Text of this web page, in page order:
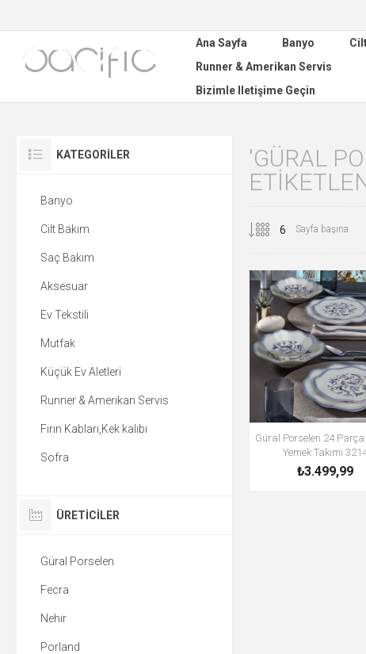
Ana Sayfa Banyo
Runner & Amerikan Servis
Bizimle Iletişime Geçin
'GÜRAL
Sayfa başına
Güral Porselen 24
Yemek Takımı
₺3.499,99
KATEGORILER
Banyo
Cilt Bakım
Saç Bakım
Aksesuar
Ev Tekstili
Mutfak
Küçük Ev Aletleri
Runner & Amerikan Servis
Fırın Kabları,Kek kalıbı
Sofra
ÜRETICILER
Güral Porselen
Fecra
Nehir
Porland